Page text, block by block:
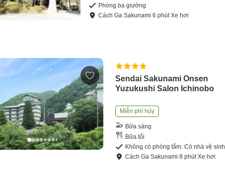
Phòng ba giường
CáchGa Sakunami6 phútXe hơi
Sendai Sakunami Onsen
Yuzukushi Salon Ichinobo
Miễn phí hủy
Bữa sáng
Bữa tối
Không có phòng tắm. Có nhà vệ sinh
CáchGa Sakunami8 phútXe hơi